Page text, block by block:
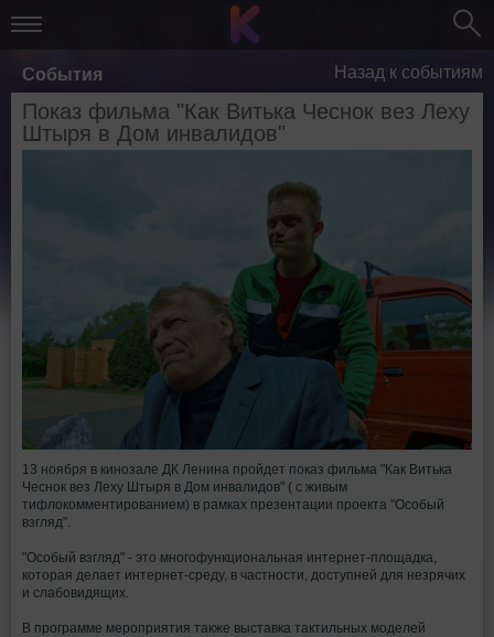
События Назад к событиям
Показ фильма "Как Витька Чеснок вез Леху
Штыря в Дом инвалидов"
13 ноября в кинозале ДК Ленина пройдет показ фильма "Как Витька
Чеснок вез Леху Штыря в Дом инвалидов" ( с живым
тифлокомментированием) в рамках презентации проекта "Особый
взгляд".
"Особый взгляд" - это многофункциональная интернет-площадка,
которая делает интернет-среду, в частности, доступней для незрячих
и слабовидящих.
В программе мероприятия также выставка тактильных моделей